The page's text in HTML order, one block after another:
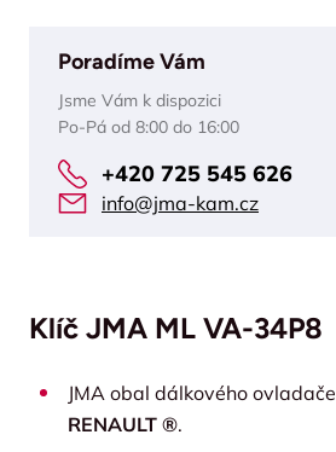
Poradíme Vám
Jsme Vám k dispozici
Po-Pá od 8:00 do 16:00
+420 725 545 626
info@jma-kam.cz
Klíč JMA ML VA-34P8
JMA obal dálkového ovladače
RENAULT ®.